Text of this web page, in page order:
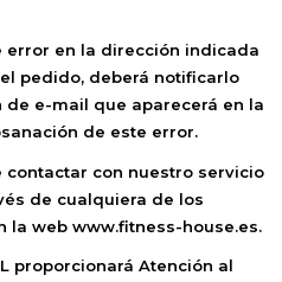
error en la dirección indicada
pedido, deberá notificarlo
e-mail que aparecerá en la
de este error.
con nuestro servicio
de cualquiera de los
la web www.fitness-house.es.
proporcionará Atención al